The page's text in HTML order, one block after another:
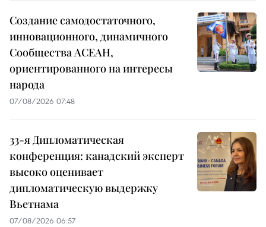
Создание самодостаточного,
инновационного, динамичного
Сообщества АСЕАН,
ориентированного на интересы
народа
07/08/2026 07:48
33-я Дипломатическая
конференция: канадский эксперт
высоко оценивает
дипломатическую выдержку
Вьетнама
07/08/2026 06:57